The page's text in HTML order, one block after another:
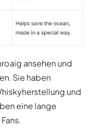
ansehen und
Sie haben
und
eine lange